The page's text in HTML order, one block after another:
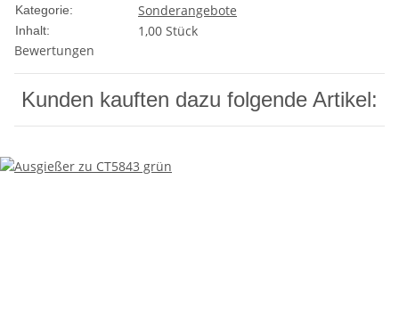
Kategorie: Sonderangebote
Inhalt:
1,00 Stück
Bewertungen
Kunden kauften dazu folgende Artikel: